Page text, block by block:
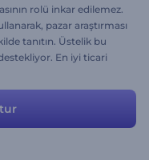
rolü inkar edilemez.
pazar araştırması
tanıtın. Üstelik bu
En iyi ticari